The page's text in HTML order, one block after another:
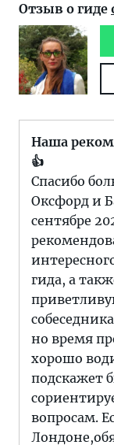
Отзыв о гиде
Наша
👍
Спасибо
Оксфорд и
сентябре
гида, а
но время
хорошо
подскажет
вопросам.